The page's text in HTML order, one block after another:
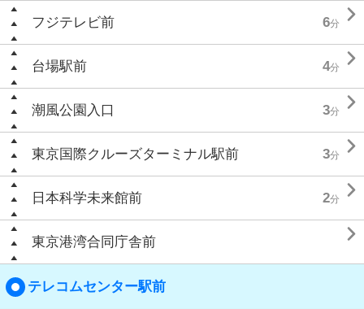
フジテレビ前 6分 
台場駅前 4分 
潮風公園入口 3分 
東京国際クルーズターミナル駅前 3分 
日本科学未来館前 2分 
東京港湾合同庁舎前 
テレコムセンター駅前